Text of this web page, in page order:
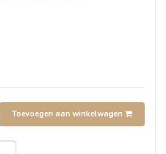
Toevoegen aan winkelwagen